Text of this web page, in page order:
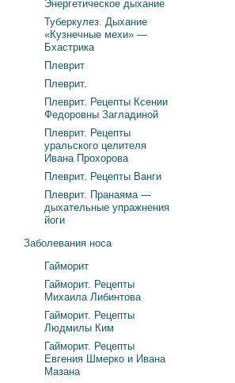
Энергетическое дыхание
Туберкулез. Дыхание
«Кузнечные мехи» —
Бхастрика
Плеврит
Плеврит.
Плеврит. Рецепты Ксении
Федоровны Загладиной
Плеврит. Рецепты
уральского целителя
Ивана Прохорова
Плеврит. Рецепты Ванги
Плеврит. Пранаяма —
дыхательные упражнения
йоги
Заболевания носа
Гайморит
Гайморит. Рецепты
Михаила Либинтова
Гайморит. Рецепты
Людмилы Ким
Гайморит. Рецепты
Евгения Шмерко и Ивана
Мазана